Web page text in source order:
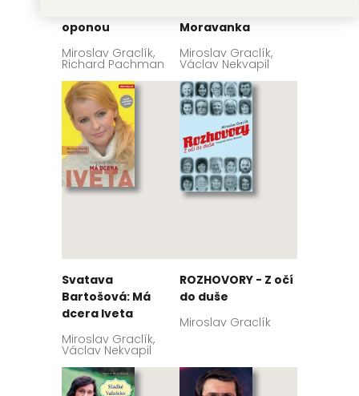
oponou
Miroslav Graclík,
Richard Pachman
Moravanka
Miroslav Graclík,
Václav Nekvapil
Svatava
Bartošová: Má
dcera Iveta
Miroslav Graclík,
Václav Nekvapil
ROZHOVORY - Z očí
do duše
Miroslav Graclík